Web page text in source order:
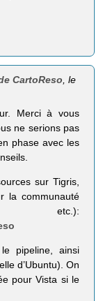
CartoReso , le
Merci à vous
ne serions pas
phase avec les
sur Tigris,
la communauté
etc.):
pipeline, ainsi
d’Ubuntu). On
pour Vista si le